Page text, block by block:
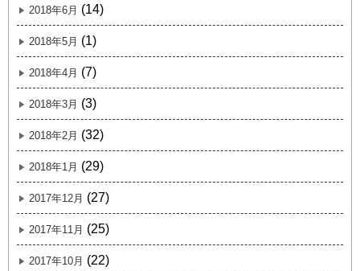
2018年6月 (14)
2018年5月 (1)
2018年4月 (7)
2018年3月 (3)
2018年2月 (32)
2018年1月 (29)
2017年12月 (27)
2017年11月 (25)
2017年10月 (22)